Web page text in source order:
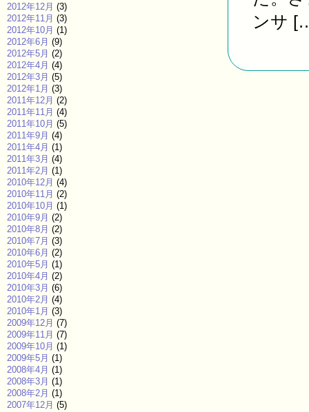
ンサ
2012年12月 (3)
2012年11月 (3)
2012年10月 (1)
2012年6月 (9)
2012年5月 (2)
2012年4月 (4)
2012年3月 (5)
2012年1月 (3)
2011年12月 (2)
2011年11月 (4)
2011年10月 (5)
2011年9月 (4)
2011年4月 (1)
2011年3月 (4)
2011年2月 (1)
2010年12月 (4)
2010年11月 (2)
2010年10月 (1)
2010年9月 (2)
2010年8月 (2)
2010年7月 (3)
2010年6月 (2)
2010年5月 (1)
2010年4月 (2)
2010年3月 (6)
2010年2月 (4)
2010年1月 (3)
2009年12月 (7)
2009年11月 (7)
2009年10月 (1)
2009年5月 (1)
2008年4月 (1)
2008年3月 (1)
2008年2月 (1)
2007年12月 (5)